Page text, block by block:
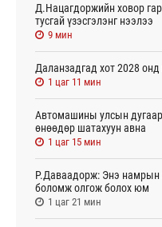
Д.Нацагдоржийн ховор
тусгай үзэсгэлэнг нээлээ
9 мин
Даланзадгад хот 2028
1 цаг 11 мин
Автомашины улсын дугаар
өнөөдөр шатахуун авна
1 цаг 15 мин
Р.Даваадорж: Энэ намрын
боломж олгож болох юм
1 цаг 21 мин